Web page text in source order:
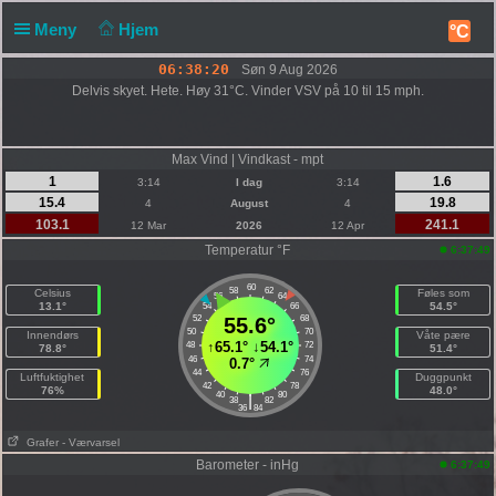
Meny Hjem °C
06:38:20
Søn 9 Aug 2026
Delvis skyet. Hete. Høy 31°C. Vinder VSV på 10 til 15 mph.
Max Vind | Vindkast - mpt
1
3:14 I dag 3:14
1.6
15.4
4 August 4
19.8
103.1
12 Mar 2026 12 Apr
241.1
Temperatur °F
6:37:49
Celsius
13.1°
Innendørs
78.8°
Luftfuktighet
76%
60
58 62
56
64
54
66
52
68
50
70
48
72
46
74
44
76
42
78
40
80
38 82
|
36 84
55.6°
↑65.1°↓54.1°
0.7°
Føles som
54.5°
Våte pære
51.4°
Duggpunkt
48.0°
Grafer - Værvarsel
Barometer - inHg 6:37:49